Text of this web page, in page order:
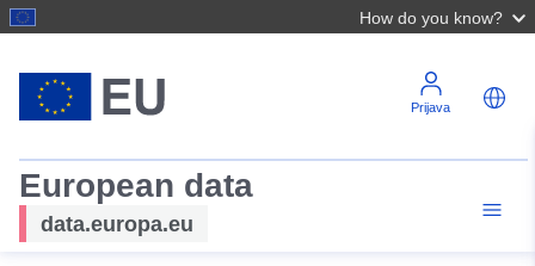
How do you know?
Prijava
European data
data.europa.eu